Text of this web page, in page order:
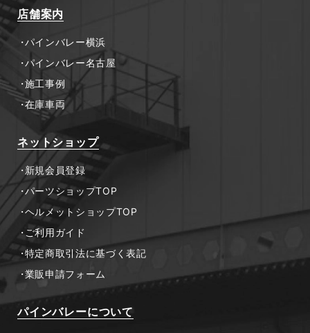
店舗案内
パインバレー横浜
パインバレー名古屋
施工事例
在庫車両
ネットショップ
新規会員登録
パーツショップTOP
ヘルメットショップTOP
ご利用ガイド
特定商取引法に基づく表記
業販申請フォーム
パインバレーについて